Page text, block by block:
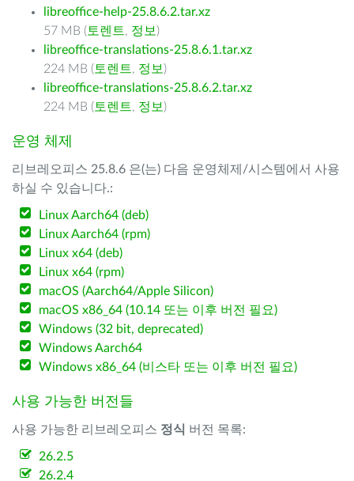
libreoffice-help-25.8.6.2.tar.xz
57 MB ( 토렌트, 정보 )
libreoffice-translations-25.8.6.1.tar.xz
224 MB ( 토렌트, 정보 )
libreoffice-translations-25.8.6.2.tar.xz
224 MB ( 토렌트, 정보 )
운영 체제
리브레오피스 25.8.6 은(는) 다음 운영체제/시스템에서 사용
하실 수 있습니다.:
Linux Aarch64 (deb)
Linux Aarch64 (rpm)
Linux x64 (deb)
Linux x64 (rpm)
macOS (Aarch64/Apple Silicon)
macOS x86_64 (10.14 또는 이후 버전 필요)
Windows (32 bit, deprecated)
Windows Aarch64
Windows x86_64 (비스타 또는 이후 버전 필요)
사용 가능한 버전들
사용 가능한 리브레오피스 정식 버전 목록:
26.2.5
26.2.4